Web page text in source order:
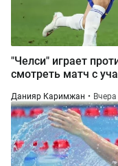
"Челси" играет
смотреть матч с
Данияр Каримжан